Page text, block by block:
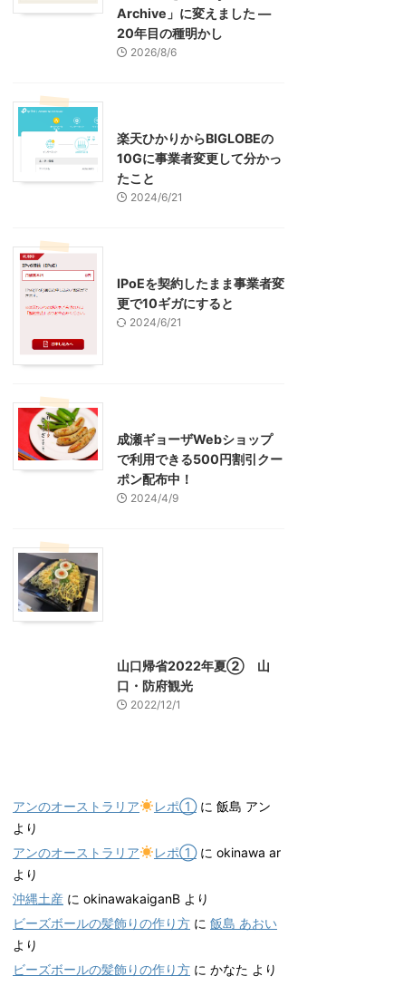
Archive」に変えました ―
20年目の種明かし
2026/8/6
楽天ひかりからBIGLOBEの
10Gに事業者変更して分かっ
たこと
2024/6/21
IPoEを契約したまま事業者変
更で10ギガにすると
2024/6/21
成瀬ギョーザWebショップ
で利用できる500円割引クー
ポン配布中！
2024/4/9
山口帰省2022年夏② 山
口・防府観光
2022/12/1
アンのオーストラリア レポ①に 飯島 アン
より
アンのオーストラリア
レポ①に okinawa ar
より
沖縄土産 に okinawakaiganB より
ビーズボールの髪飾りの作り方 に 飯島 あおい
より
ビーズボールの髪飾りの作り方 に かなた より